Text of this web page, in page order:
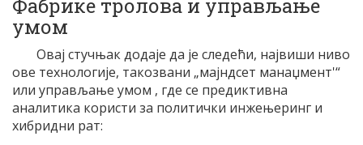
Фабрике тролова и управљање
умом
Овај стучњак додаје да је следећи, највиши ниво
ове технологије, такозвани „мајндсет манаџмент'“
или управљање умом , где се предиктивна
аналитика користи за политички инжењеринг и
хибридни рат: